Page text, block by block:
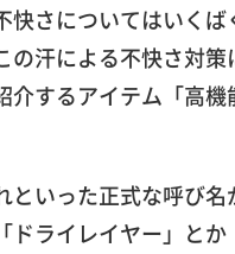
さについてはいく
汗による不快さ対
するアイテム「高
いった正式な呼び
ライレイヤー」と